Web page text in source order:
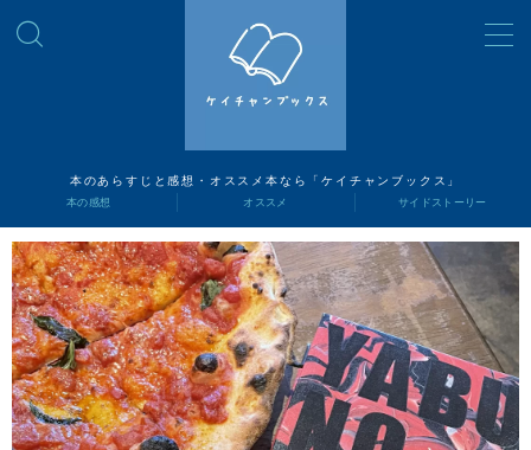
本のあらすじと感想・オススメ本なら「ケイチャンブックス」
本の感想
オススメ
サイドストーリー
本の感想 オススメ サイドストーリー